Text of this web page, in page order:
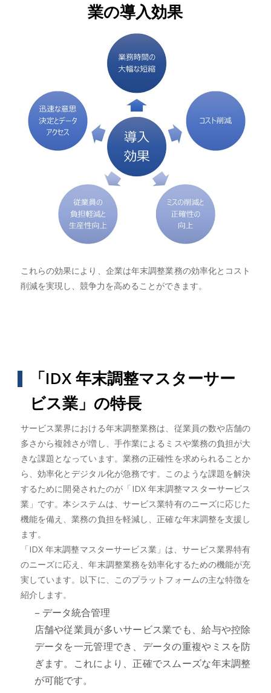
業の導入効果
これらの効果により、企業は年末調整業務の効率化とコスト
削減を実現し、競争力を高めることができます。
「IDX 年末調整マスターサー
ビス業」の特長
サービス業界における年末調整業務は、従業員の数や店舗の
多さから複雑さが増し、手作業によるミスや業務の負担が大
きな課題となっています。業務の正確性を求められることか
ら、効率化とデジタル化が急務です。このような課題を解決
するために開発されたのが「IDX 年末調整マスターサービス
業」です。本システムは、サービス業特有のニーズに応じた
機能を備え、業務の負担を軽減し、正確な年末調整を支援し
ます。
「IDX 年末調整マスターサービス業」は、サービス業界特有
のニーズに応え、年末調整業務を効率化するための機能が充
実しています。以下に、このプラットフォームの主な特徴を
紹介します。
– データ統合管理
店舗や従業員が多いサービス業でも、給与や控除
データを一元管理でき、データの重複やミスを防
ぎます。これにより、正確でスムーズな年末調整
が可能です。